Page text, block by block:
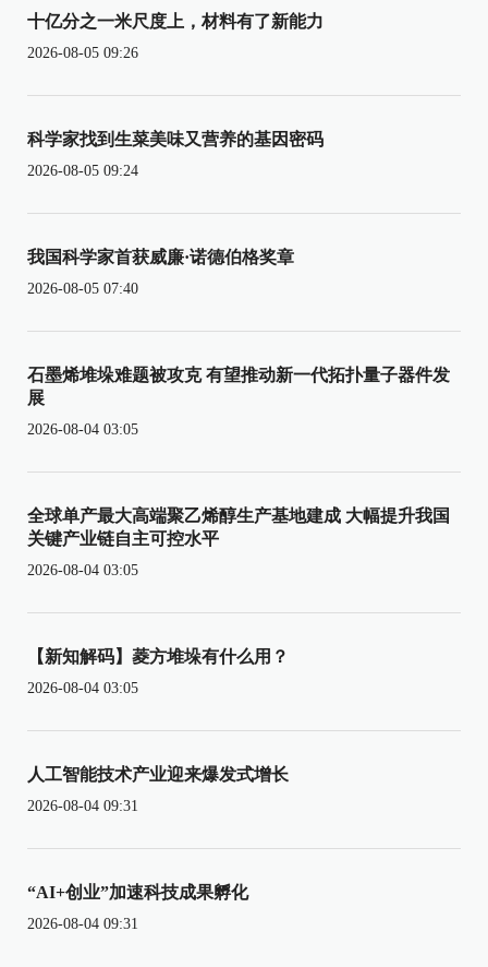
十亿分之一米尺度上，材料有了新能力
2026-08-05 09:26
科学家找到生菜美味又营养的基因密码
2026-08-05 09:24
我国科学家首获威廉·诺德伯格奖章
2026-08-05 07:40
石墨烯堆垛难题被攻克 有望推动新一代拓扑量子器件发
展
2026-08-04 03:05
全球单产最大高端聚乙烯醇生产基地建成 大幅提升我国
关键产业链自主可控水平
2026-08-04 03:05
【新知解码】菱方堆垛有什么用？
2026-08-04 03:05
人工智能技术产业迎来爆发式增长
2026-08-04 09:31
“AI+创业”加速科技成果孵化
2026-08-04 09:31